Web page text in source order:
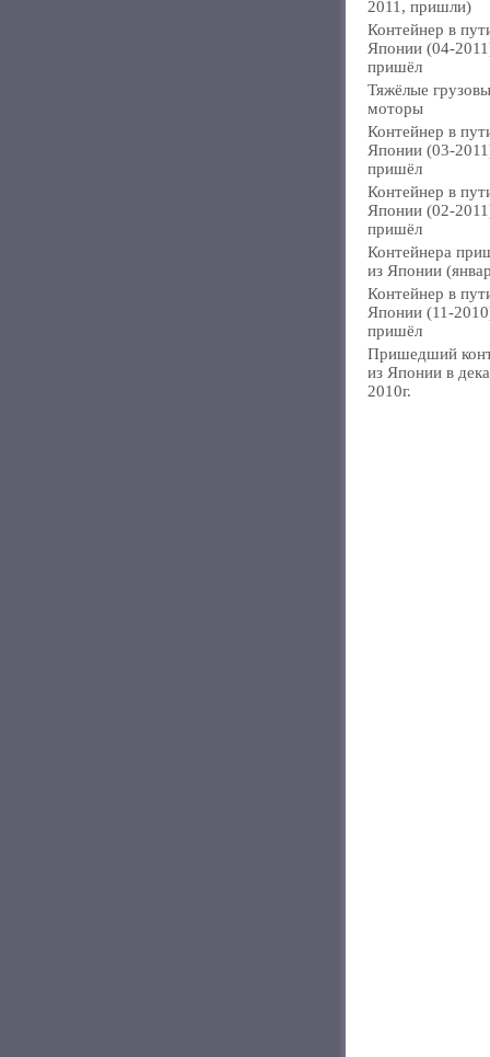
2011, пришли)
Контейнер в
Японии (04-
пришёл
Тяжёлые
моторы
Контейнер в
Японии (03-
пришёл
Контейнер в
Японии (02-
пришёл
Контейнера
из Японии
Контейнер в
Японии (11-
пришёл
Пришедший
из Японии в
2010г.